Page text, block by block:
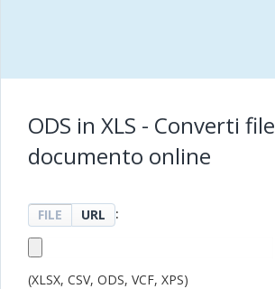
ODS in XLS - Converti file
documento online
FILE URL :
(XLSX, CSV, ODS, VCF, XPS)